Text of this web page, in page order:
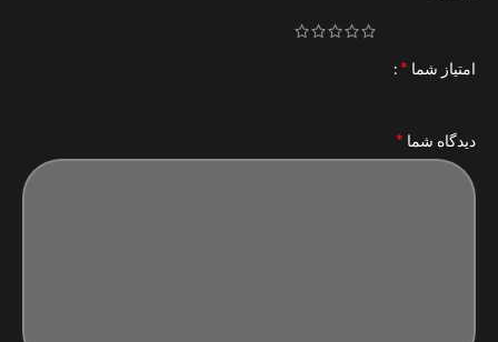
امتیاز شما *
دیدگاه شما *